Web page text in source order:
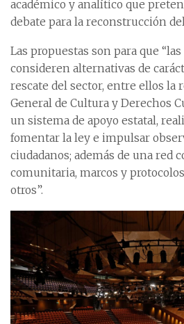
académico y analítico que
debate para la reconstrucción
Las propuestas son para que
consideren alternativas de
rescate del sector, entre ellos la
General de Cultura y Derechos
un sistema de apoyo estatal,
fomentar la ley e impulsar
ciudadanos; además de una red
comunitaria, marcos y
otros”.